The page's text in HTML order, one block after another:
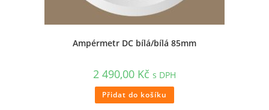
Ampérmetr DC bílá/bílá 85mm
2 490,00 Kč s DPH
Přidat do košíku